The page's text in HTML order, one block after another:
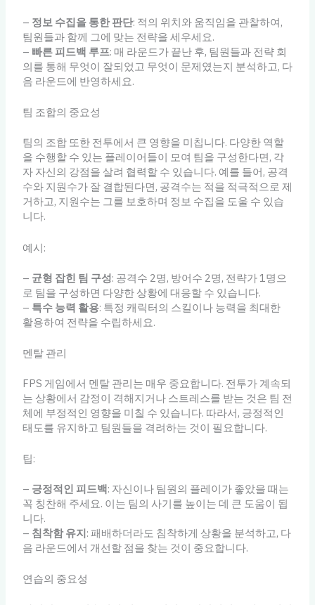
– 정보 수집을 통한 판단: 적의 위치와 움직임을 관찰하여,
팀원들과 함께 그에 맞는 전략을 세우세요.
– 빠른 피드백 루프: 매 라운드가 끝난 후, 팀원들과 전략 회
의를 통해 무엇이 잘되었고 무엇이 문제였는지 분석하고, 다
음 라운드에 반영하세요.
팀 조합의 중요성
팀의 조합 또한 전투에서 큰 영향을 미칩니다. 다양한 역할
을 수행할 수 있는 플레이어들이 모여 팀을 구성한다면, 각
자 자신의 강점을 살려 협력할 수 있습니다. 예를 들어, 공격
수와 지원수가 잘 결합된다면, 공격수는 적을 적극적으로 제
거하고, 지원수는 그를 보호하며 정보 수집을 도울 수 있습
니다.
예시:
– 균형 잡힌 팀 구성: 공격수 2명, 방어수 2명, 전략가 1명으
로 팀을 구성하면 다양한 상황에 대응할 수 있습니다.
– 특수 능력 활용: 특정 캐릭터의 스킬이나 능력을 최대한
활용하여 전략을 수립하세요.
멘탈 관리
FPS 게임에서 멘탈 관리는 매우 중요합니다. 전투가 계속되
는 상황에서 감정이 격해지거나 스트레스를 받는 것은 팀 전
체에 부정적인 영향을 미칠 수 있습니다. 따라서, 긍정적인
태도를 유지하고 팀원들을 격려하는 것이 필요합니다.
팁:
– 긍정적인 피드백: 자신이나 팀원의 플레이가 좋았을 때는
꼭 칭찬해 주세요. 이는 팀의 사기를 높이는 데 큰 도움이 됩
니다.
– 침착함 유지: 패배하더라도 침착하게 상황을 분석하고, 다
음 라운드에서 개선할 점을 찾는 것이 중요합니다.
연습의 중요성